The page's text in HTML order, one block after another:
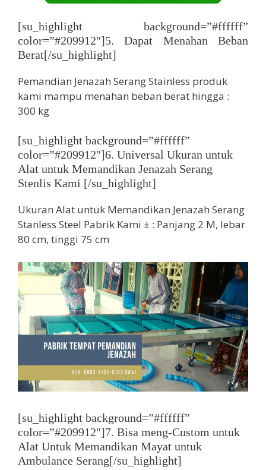
[su_highlight background=”#ffffff”
color=”#209912″]5. Dapat Menahan Beban
Berat[/su_highlight]
Pemandian Jenazah Serang Stainless produk
kami mampu menahan beban berat hingga :
300 kg
[su_highlight background=”#ffffff”
color=”#209912″]6. Universal Ukuran untuk
Alat untuk Memandikan Jenazah Serang
Stenlis Kami [/su_highlight]
Ukuran Alat untuk Memandikan Jenazah Serang
Stanless Steel Pabrik Kami ± : Panjang 2 M, lebar
80 cm, tinggi 75 cm
[su_highlight background=”#ffffff”
color=”#209912″]7. Bisa meng-Custom untuk
Alat Untuk Memandikan Mayat untuk
Ambulance Serang[/su_highlight]